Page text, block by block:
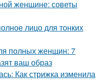
женщине: советы
лицо для тонких
полных женщин: 7
ваш образ
Как стрижка изменила